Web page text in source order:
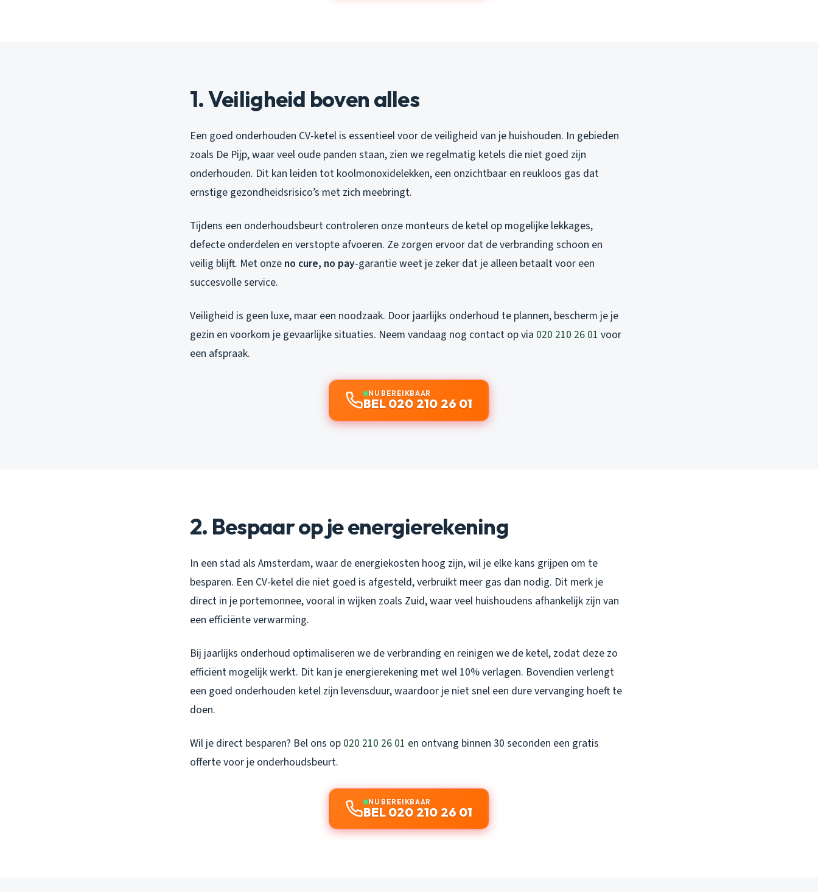
1. Veiligheid boven alles
Een goed onderhouden CV-ketel is essentieel voor de veiligheid van je huishouden. In gebieden
zoals De Pijp, waar veel oude panden staan, zien we regelmatig ketels die niet goed zijn
onderhouden. Dit kan leiden tot koolmonoxidelekken, een onzichtbaar en reukloos gas dat
ernstige gezondheidsrisico’s met zich meebringt.
Tijdens een onderhoudsbeurt controleren onze monteurs de ketel op mogelijke lekkages,
defecte onderdelen en verstopte afvoeren. Ze zorgen ervoor dat de verbranding schoon en
veilig blijft. Met onze no cure, no pay-garantie weet je zeker dat je alleen betaalt voor een
succesvolle service.
Veiligheid is geen luxe, maar een noodzaak. Door jaarlijks onderhoud te plannen, bescherm je je
gezin en voorkom je gevaarlijke situaties. Neem vandaag nog contact op via 020 210 26 01 voor
een afspraak.
NU BEREIKBAAR
BEL 020 210 26 01
2. Bespaar op je energierekening
In een stad als Amsterdam, waar de energiekosten hoog zijn, wil je elke kans grijpen om te
besparen. Een CV-ketel die niet goed is afgesteld, verbruikt meer gas dan nodig. Dit merk je
direct in je portemonnee, vooral in wijken zoals Zuid, waar veel huishoudens afhankelijk zijn van
een efficiënte verwarming.
Bij jaarlijks onderhoud optimaliseren we de verbranding en reinigen we de ketel, zodat deze zo
efficiënt mogelijk werkt. Dit kan je energierekening met wel 10% verlagen. Bovendien verlengt
een goed onderhouden ketel zijn levensduur, waardoor je niet snel een dure vervanging hoeft te
doen.
Wil je direct besparen? Bel ons op 020 210 26 01 en ontvang binnen 30 seconden een gratis
offerte voor je onderhoudsbeurt.
NU BEREIKBAAR
BEL 020 210 26 01